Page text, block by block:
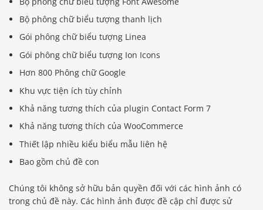
Bộ phông chữ biểu tượng thanh lịch
Gói phông chữ biểu tượng Linea
Gói phông chữ biểu tượng Ion Icons
Hơn 800 Phông chữ Google
Khu vực tiện ích tùy chỉnh
Khả năng tương thích của plugin Contact Form 7
Khả năng tương thích của WooCommerce
Thiết lập nhiều kiểu biểu mẫu liên hệ
Bao gồm chủ đề con
Chúng tôi không sở hữu bản quyền đối với các hình ảnh có
trong chủ đề này. Các hình ảnh được đề cập chỉ được sử